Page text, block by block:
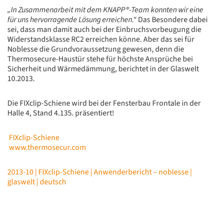
„In Zusammenarbeit mit dem KNAPP®-Team konnten wir eine
für uns hervorragende Lösung erreichen.“Das Besondere dabei
sei, dass man damit auch bei der Einbruchsvorbeugung die
Widerstandsklasse RC2 erreichen könne. Aber das sei für
Noblesse die Grundvoraussetzung gewesen, denn die
Thermosecure-Haustür stehe für höchste Ansprüche bei
Sicherheit und Wärmedämmung, berichtet in der Glaswelt
10.2013.
Die FIXclip-Schiene wird bei der Fensterbau Frontale in der
Halle 4, Stand 4.135. präsentiert!
FIXclip-Schiene
www.thermosecur.com
2013-10 | FIXclip-Schiene | Anwenderbericht – noblesse |
glaswelt | deutsch